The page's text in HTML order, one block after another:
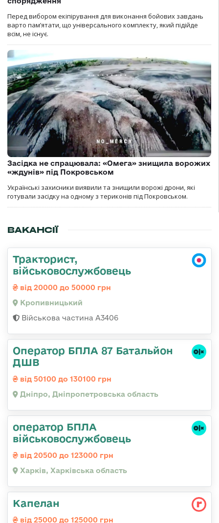
Перед вибором екіпірування для виконання бойових завдань
варто пам’ятати, що універсального комплекту, який підійде
всім, не існує.
Засідка не спрацювала: «Омега» знищила ворожих
«ждунів» під Покровськом
Українські захисники виявили та знищили ворожі дрони, які
готували засідку на одному з териконів під Покровськом.
ВАКАНСІЇ
Тракторист,
військовослужбовець
від 20000 до 50000 грн
Кропивницький
Військова частина А3406
Оператор БПЛА 87 Батальйон
ДШВ
від 50100 до 130100 грн
Дніпро, Дніпропетровська область
оператор БПЛА
військовослужбовець
від 20500 до 123000 грн
Харків, Харківська область
Капелан
від 25000 до 125000 грн